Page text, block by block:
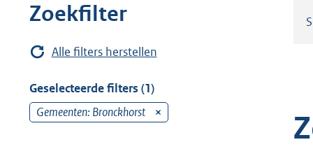
Zoekfilter
Alle filters herstellen
Geselecteerde filters (1)
Gemeenten: Bronckhorst